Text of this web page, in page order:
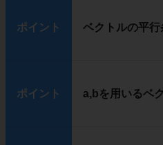
ポイント ベクトルの平行
ポイント a,bを用いるベ